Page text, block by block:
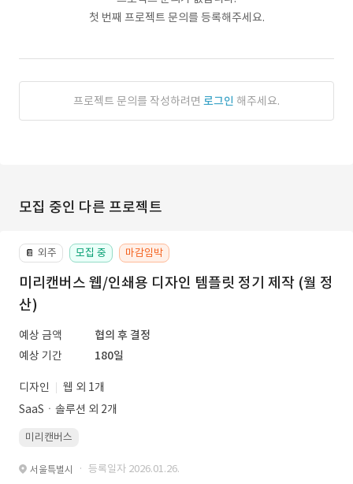
첫 번째 프로젝트 문의를 등록해주세요.
프로젝트 문의를 작성하려면 로그인 해주세요.
모집 중인 다른 프로젝트
📔 외주 모집 중 마감임박
미리캔버스 웹/인쇄용 디자인 템플릿 정기 제작 (월 정
산)
예상 금액
협의 후 결정
예상 기간
180일
디자인
웹 외 1개
SaaSㆍ솔루션 외 2개
미리캔버스
서울특별시 · 등록일자 2026.01.26.